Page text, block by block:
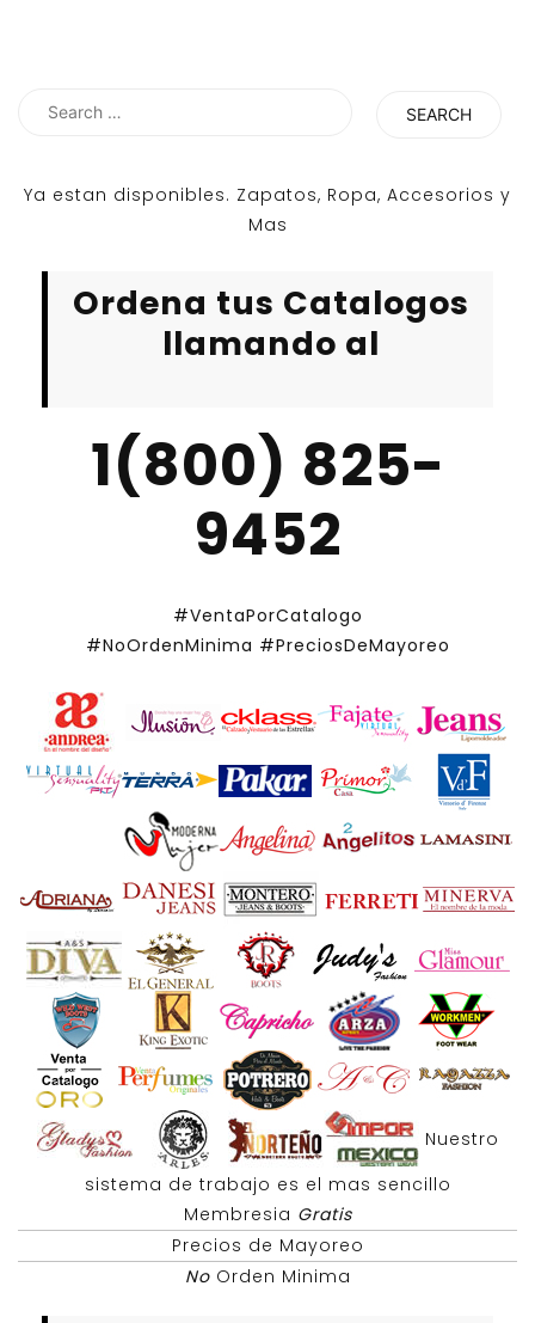
Search
Ya estan disponibles. Zapatos, Ropa, Accesorios y
Mas
Ordena tus Catalogos
llamando al
1(800) 825-
9452
#VentaPorCatalogo
#NoOrdenMinima #PreciosDeMayoreo
Nuestro
sistema de trabajo es el mas sencillo
Membresia Gratis
Precios de Mayoreo
NoOrden Minima